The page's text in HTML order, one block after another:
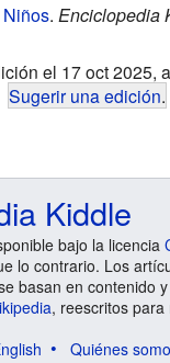
. Enciclopedia
el 17 oct 2025,
Sugerir una edición.
Kiddle
bajo la licencia
lo contrario. Los
basan en contenido
, reescritos
Quiénes